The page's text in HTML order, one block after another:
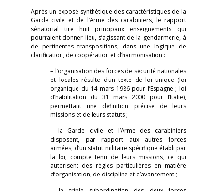
Après un exposé synthétique des caractéristiques de la
Garde civile et de l’Arme des carabiniers, le rapport
sénatorial tire huit principaux enseignements qui
pourraient donner lieu, s’agissant de la gendarmerie, à
de pertinentes transpositions, dans une logique de
clarification, de coopération et d’harmonisation :
– l’organisation des forces de sécurité nationales
et locales résulte d’un texte de loi unique (loi
organique du 14 mars 1986 pour l’Espagne ; loi
d’habilitation du 31 mars 2000 pour l’Italie),
permettant une définition précise de leurs
missions et de leurs statuts ;
– la Garde civile et l’Arme des carabiniers
disposent, par rapport aux autres forces
armées, d’un statut militaire spécifique établi par
la loi, compte tenu de leurs missions, ce qui
autorisent des règles particulières en matière
d’organisation, de discipline et d’avancement ;